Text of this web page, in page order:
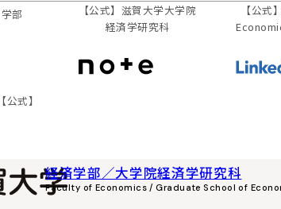
部
【公式】滋賀大学大学院
経済学研究科
【公式
【公式】
経済学部／大学院経済学研究科
Faculty of Economics / Graduate School of